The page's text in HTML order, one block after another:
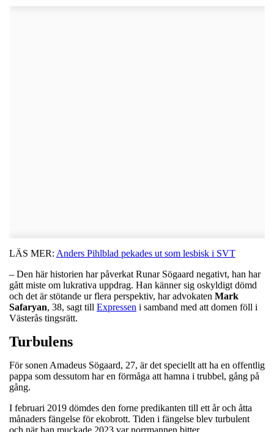
LÄS MER: Anders Pihlblad pekades ut som lesbisk i SVT
– Den här historien har påverkat Runar Sögaard negativt, han har
gått miste om lukrativa uppdrag. Han känner sig oskyldigt dömd
och det är stötande ur flera perspektiv, har advokaten Mark
Safaryan, 38, sagt till Expressen i samband med att domen föll i
Västerås tingsrätt.
Turbulens
För sonen Amadeus Sögaard, 27, är det speciellt att ha en offentlig
pappa som dessutom har en förmåga att hamna i trubbel, gång på
gång.
I februari 2019 dömdes den forne predikanten till ett år och åtta
månaders fängelse för ekobrott. Tiden i fängelse blev turbulent
och när han muckade 2023 var norrmannen bitter.